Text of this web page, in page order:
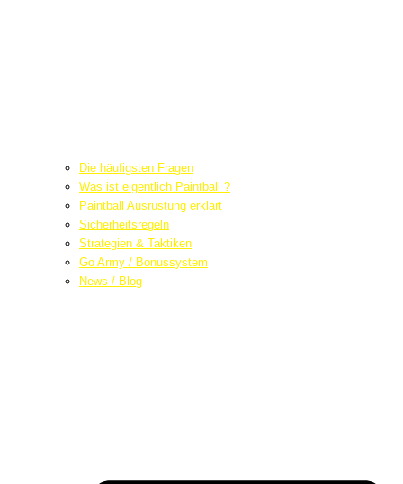
Die häufigsten Fragen
Was ist eigentlich Paintball ?
Paintball Ausrüstung erklärt
Sicherheitsregeln
Strategien & Taktiken
Go Army / Bonussystem
News / Blog